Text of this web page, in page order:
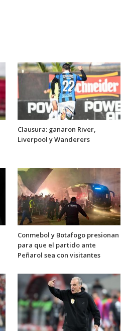
Clausura: ganaron River,
Liverpool y Wanderers
Conmebol y Botafogo presionan
para que el partido ante
Peñarol sea con visitantes